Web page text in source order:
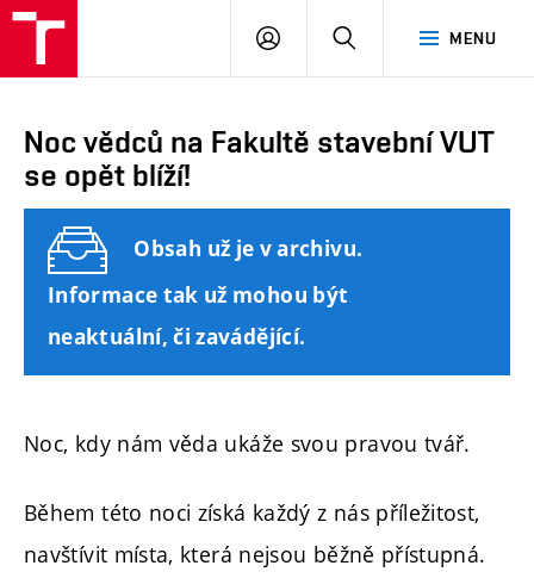
Brno
MENU
PŘIHLÁSIT
Noc vědců na Fakultě stavební VUT
se opět blíží!
Obsah už je v archivu.
Informace tak už mohou být
neaktuální, či zavádějící.
Noc, kdy nám věda ukáže svou pravou tvář.
Během této noci získá každý z nás příležitost,
navštívit místa, která nejsou běžně přístupná.